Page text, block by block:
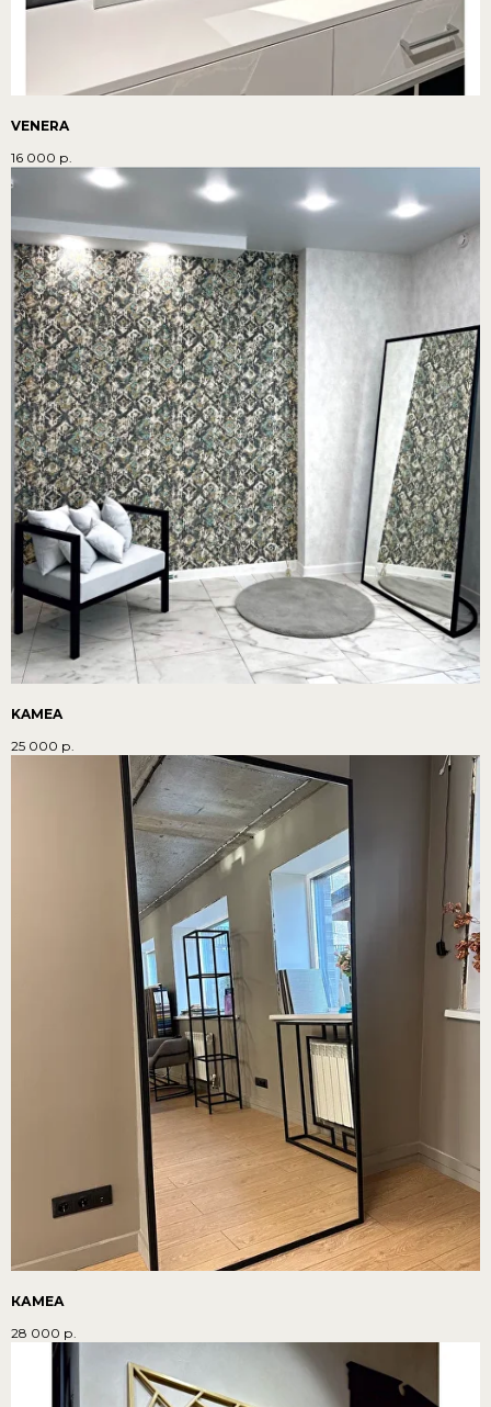
VENERA
16 000 р.
KAMEA
25 000 р.
КАМЕА
28 000 р.